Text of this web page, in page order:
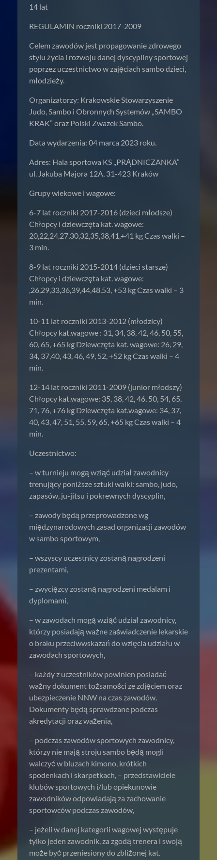
14 lat
REGULAMIN roczniki 2017-2009
Celem zawodów jest propagowanie zdrowego
stylu życia i rozwoju danej dyscypliny sportowej
poprzez uczestnictwo w zajęciach sambo dzieci,
młodzieży.
Organizatorzy: Krakowskie Stowarzyszenie
Judo, Sambo i Obronnych Systemów „SAMBO
KRAK” oraz Polski Zwazek Sambo.
Data wydarzenia: 04 marca 2023 roku.
Adres: Hala sportowa KS „PRĄDNICZANKA”
ul. Jakuba Majora 12A, 31-423 Kraków
Grupy wiekowe i wagowe:
6-7 lat roczniki 2017-2016 (dzieci młodsze)
Chłopcy i dziewczęta kat. wagowe:
20,22,24,27,30,32,35,38,41,+41 kg Czas walki –
3 min.
8-9 lat roczniki 2015-2014 (dzieci starsze)
Chłopcy i dziewczęta kat. wagowe:
,26,29,33,36,39,44,48,53, +53 kg Czas walki – 3
min.
10-11 lat roczniki 2013-2012 (młodzicy)
Chłopcy kat.wagowe : 31, 34, 38, 42, 46, 50, 55,
60, 65, +65 kg Dziewczęta kat. wagowe: 26, 29,
34, 37,40, 43, 46, 49, 52, +52 kg Czas walki – 4
min.
12-14 lat roczniki 2011-2009 (junior młodszy)
Chłopcy kat.wagowe: 35, 38, 42, 46, 50, 54, 65,
71, 76, +76 kg Dziewczęta kat.wagowe: 34, 37,
40, 43, 47, 51, 55, 59, 65, +65 kg Czas walki – 4
min.
Uczestnictwo:
– w turnieju mogą wziąć udział zawodnicy
trenujący poniższe sztuki walki: sambo, judo,
zapasów, ju-jitsu i pokrewnych dyscyplin,
– zawody będą przeprowadzone wg
międzynarodowych zasad organizacji zawodów
w sambo sportowym,
– wszyscy uczestnicy zostaną nagrodzeni
prezentami,
– zwycięzcy zostaną nagrodzeni medalam i
dyplomami,
– w zawodach mogą wziąć udział zawodnicy,
którzy posiadają ważne zaświadczenie lekarskie
o braku przeciwwskazań do wzięcia udziału w
zawodach sportowych,
– każdy z uczestników powinien posiadać
ważny dokument tożsamości ze zdjęciem oraz
ubezpieczenie NNW na czas zawodów.
Dokumenty będą sprawdzane podczas
akredytacji oraz ważenia,
– podczas zawodów sportowych zawodnicy,
którzy nie mają stroju sambo będą mogli
walczyć w bluzach kimono, krótkich
spodenkach i skarpetkach, – przedstawiciele
klubów sportowych i/lub opiekunowie
zawodników odpowiadają za zachowanie
sportowców podczas zawodów,
– jeżeli w danej kategorii wagowej występuje
tylko jeden zawodnik, za zgodą trenera i swoją
może być przeniesiony do zbliżonej kat.